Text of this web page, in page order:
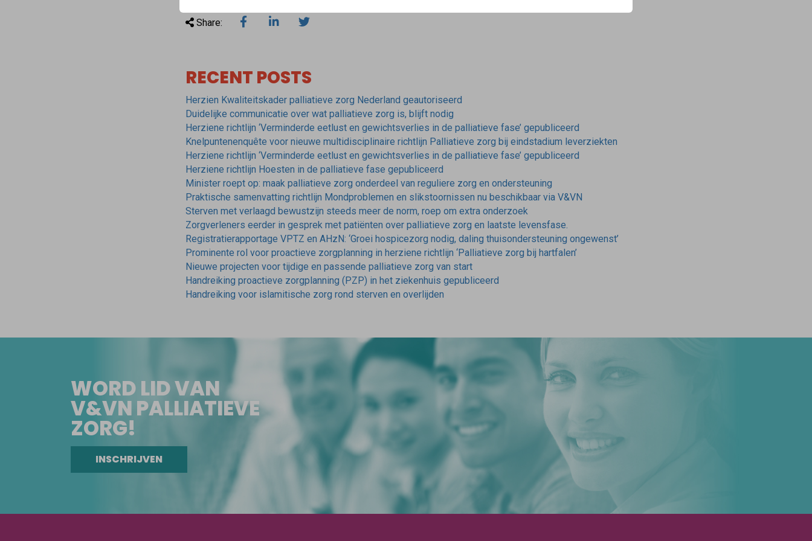
Share:
RECENT POSTS
Herzien Kwaliteitskader palliatieve zorg Nederland geautoriseerd
Duidelijke communicatie over wat palliatieve zorg is, blijft nodig
Herziene richtlijn ‘Verminderde eetlust en gewichtsverlies in de palliatieve fase’ gepubliceerd
Knelpuntenenquête voor nieuwe multidisciplinaire richtlijn Palliatieve zorg bij eindstadium leverziekten
Herziene richtlijn ‘Verminderde eetlust en gewichtsverlies in de palliatieve fase’ gepubliceerd
Herziene richtlijn Hoesten in de palliatieve fase gepubliceerd
Minister roept op: maak palliatieve zorg onderdeel van reguliere zorg en ondersteuning
Praktische samenvatting richtlijn Mondproblemen en slikstoornissen nu beschikbaar via V&VN
Sterven met verlaagd bewustzijn steeds meer de norm, roep om extra onderzoek
Zorgverleners eerder in gesprek met patiënten over palliatieve zorg en laatste levensfase.
Registratierapportage VPTZ en AHzN: ‘Groei hospicezorg nodig, daling thuisondersteuning ongewenst’
Prominente rol voor proactieve zorgplanning in herziene richtlijn ‘Palliatieve zorg bij hartfalen’
Nieuwe projecten voor tijdige en passende palliatieve zorg van start
Handreiking proactieve zorgplanning (PZP) in het ziekenhuis gepubliceerd
Handreiking voor islamitische zorg rond sterven en overlijden
WORD LID VAN
V&VN PALLIATIEVE
ZORG!
INSCHRIJVEN